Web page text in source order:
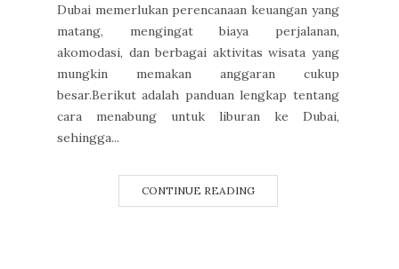
Dubai memerlukan perencanaan keuangan yang
matang, mengingat biaya perjalanan,
akomodasi, dan berbagai aktivitas wisata yang
mungkin memakan anggaran cukup
besar.Berikut adalah panduan lengkap tentang
cara menabung untuk liburan ke Dubai,
sehingga...
CONTINUE READING